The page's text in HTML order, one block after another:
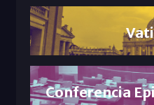
Conferencia